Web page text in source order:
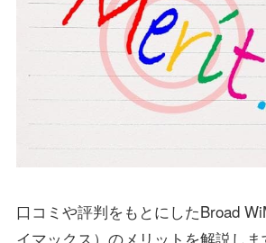
口コミや評判をもとにしたBroad
イマックス）のメリットを解説しま